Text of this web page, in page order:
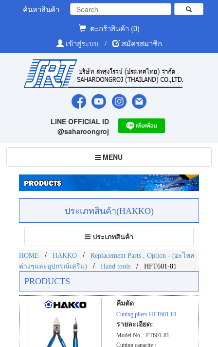
ค้นหาสินค้า
ตะกร้าสินค้า (0)
เข้าสู่ระบบ
/ สมัครสมาชิก
LINE OFFICIAL ID
@saharoongroj
Toggle
navigation
MENU
ประเภทสินค้า(HAKKO)
Toggle
navigation
ประเภทสินค้า
HOME / HAKKO /
Replacement Parts , Option - (อะไหล่
ต่างๆและอุปกรณ์เสริม)
/ Hand tools / HFT601-81
PRODUCTS
คีมตัด
Cutting pliers HFT601-81
รายละเอียด:
Model No. : FT601-81
Cutting capacity :